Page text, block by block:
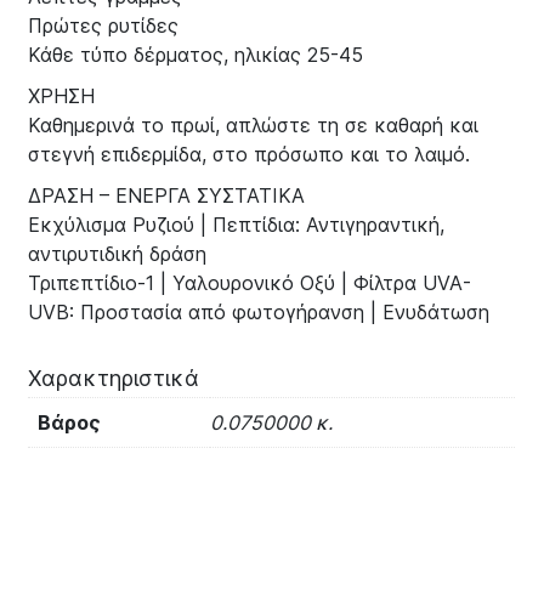
Πρώτες ρυτίδες
Κάθε τύπο δέρματος, ηλικίας 25-45
ΧΡΗΣΗ
Καθημερινά το πρωί, απλώστε τη σε καθαρή και
στεγνή επιδερμίδα, στο πρόσωπο και το λαιμό.
ΔΡΑΣΗ – ΕΝΕΡΓΑ ΣΥΣΤΑΤΙΚΑ
Εκχύλισμα Ρυζιού | Πεπτίδια: Αντιγηραντική,
αντιρυτιδική δράση
Τριπεπτίδιο-1 | Υαλουρονικό Οξύ | Φίλτρα UVA-
UVB: Προστασία από φωτογήρανση | Ενυδάτωση
Χαρακτηριστικά
Βάρος 0.0750000 κ.